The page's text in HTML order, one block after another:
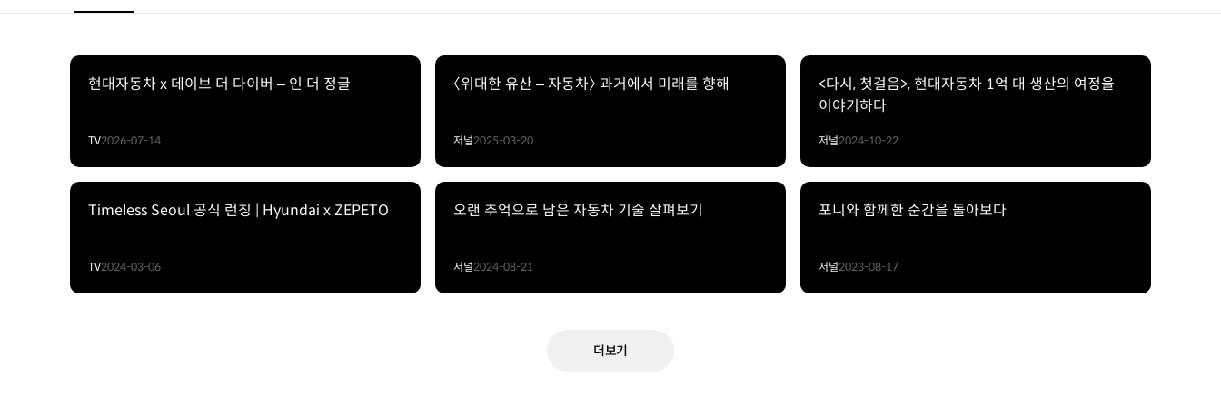
현대자동차 x 데이브 더 다이버 – 인 더 정글
TV2026-07-14
〈위대한 유산 – 자동차〉 과거에서 미래를 향해
저널2025-03-20
<다시, 첫걸음>, 현대자동차 1억 대 생산의 여정을
이야기하다
저널2024-10-22
Timeless Seoul 공식 런칭 | Hyundai x ZEPETO
TV2024-03-06
오랜 추억으로 남은 자동차 기술 살펴보기
저널2024-08-21
포니와 함께한 순간을 돌아보다
저널2023-08-17
더보기